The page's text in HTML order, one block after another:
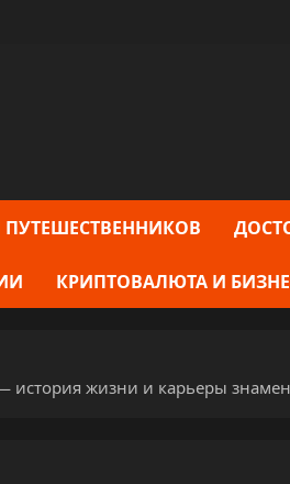
КРИПТОВАЛЮТА И
жизни и карьеры